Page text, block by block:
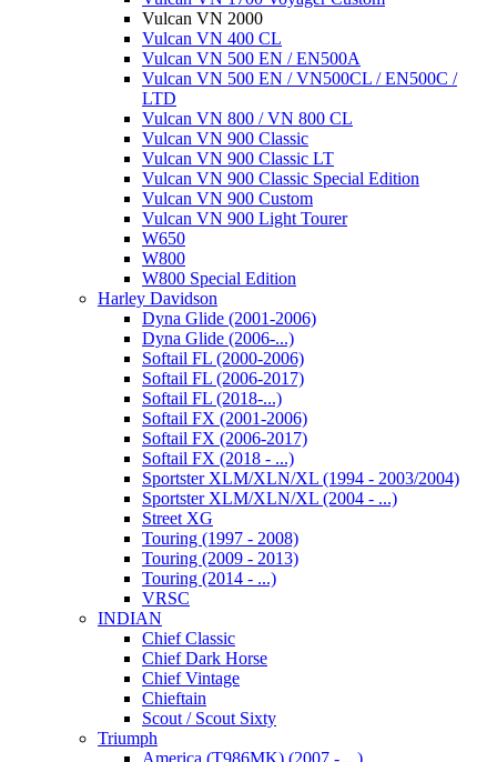
Vulcan VN 2000
Vulcan VN 400 CL
Vulcan VN 500 EN / EN500A
Vulcan VN 500 EN / VN500CL / EN500C /
LTD
Vulcan VN 800 / VN 800 CL
Vulcan VN 900 Classic
Vulcan VN 900 Classic LT
Vulcan VN 900 Classic Special Edition
Vulcan VN 900 Custom
Vulcan VN 900 Light Tourer
W650
W800
W800 Special Edition
Harley Davidson
Dyna Glide (2001-2006)
Dyna Glide (2006-...)
Softail FL (2000-2006)
Softail FL (2006-2017)
Softail FL (2018-...)
Softail FX (2001-2006)
Softail FX (2006-2017)
Softail FX (2018 - ...)
Sportster XLM/XLN/XL (1994 - 2003/2004)
Sportster XLM/XLN/XL (2004 - ...)
Street XG
Touring (1997 - 2008)
Touring (2009 - 2013)
Touring (2014 - ...)
VRSC
INDIAN
Chief Classic
Chief Dark Horse
Chief Vintage
Chieftain
Scout / Scout Sixty
Triumph
America (T986MK) (2007 - ...)